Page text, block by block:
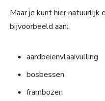
Maar je kunt hier natuurlijk
bijvoorbeeld aan:
aardbeienvlaaivulling
bosbessen
frambozen